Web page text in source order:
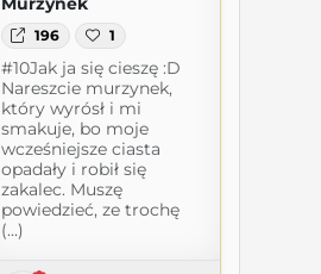
196 1
#10Jak ja się cieszę :D
Nareszcie murzynek,
który wyrósł i mi
smakuje, bo moje
wcześniejsze ciasta
opadały i robił się
zakalec. Muszę
powiedzieć, ze trochę
(...)